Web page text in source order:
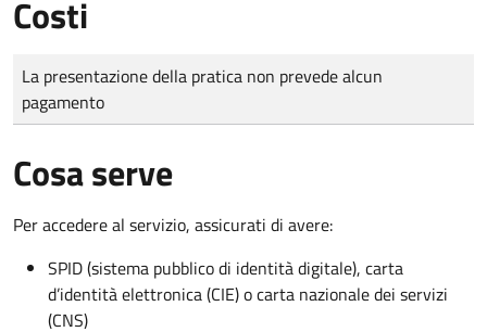
Costi
Tipo di pagamento
Importo
La presentazione della pratica non prevede alcun
pagamento
Cosa serve
Per accedere al servizio, assicurati di avere:
SPID (sistema pubblico di identità digitale), carta
d’identità elettronica (CIE) o carta nazionale dei servizi
(CNS)